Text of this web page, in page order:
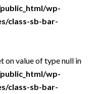
wp-
class-sb-bar-
on value of type null in
wp-
class-sb-bar-